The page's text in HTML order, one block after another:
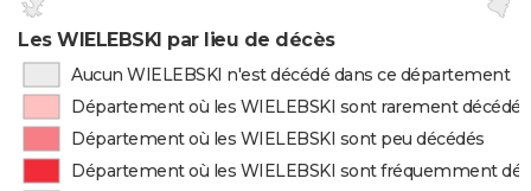
Les WIELEBSKI par lieu de décès
Aucun WIELEBSKI n'est décédé dans ce département
Département où les WIELEBSKI sont rarement décédés
Département où les WIELEBSKI sont peu décédés
Département où les WIELEBSKI sont fréquemment